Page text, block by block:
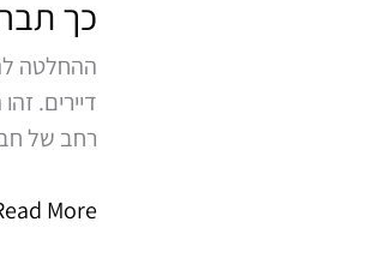
כך
ההחלטה
דיירים.
רחב של
חברת
ניהול
לבניין
שלכם
More »